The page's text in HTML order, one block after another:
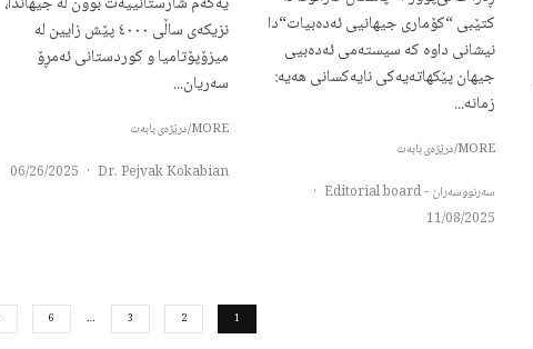
کتێبی “کۆماری جیهانیی ئەدەبیات“دا
نیشانی داوه کە سیستەمی ئەدەبیی
جیهان پێکهاتەیەکی نایەکسانی ھەیە:
زمانە...
MORE/درێژەی بابەت
سەرنووسەران - Editorial board
·
11/08/2025
نزیکەی ساڵی ٤٠٠٠ پێش زایین لە
میزۆپۆتامیا و کوردستانی ئەمڕۆ
سەریان...
MORE/درێژەی بابەت
Dr. Pejvak Kokabian
·
06/26/2025
1
2
3
…
6